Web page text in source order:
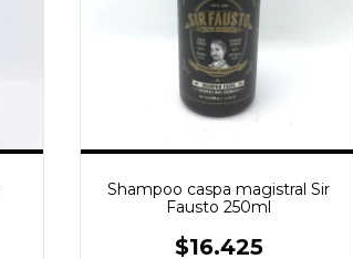
Shampoo caspa magistral Sir
Fausto 250ml
$16.425